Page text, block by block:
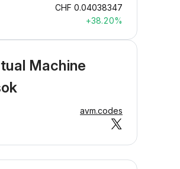
CHF 0.04038347
+38.20%
Machine
avm.codes